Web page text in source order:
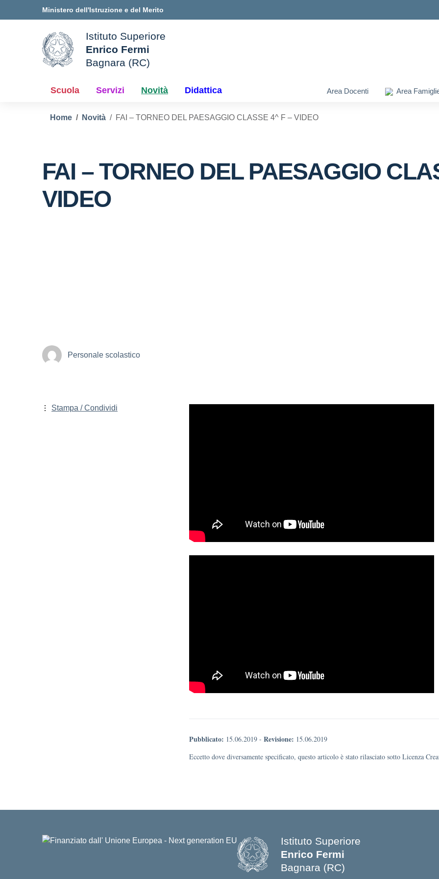
Ministero dell'Istruzione e del Merito
della scuola
Istituto Superiore
Enrico Fermi
Bagnara (RC)
Scuola Servizi Novità Didattica Area Docenti Area
Home Novità FAI – TORNEO DEL PAESAGGIO CLASSE 4^ F – VIDEO
FAI – TORNEO DEL PAESAGGIO
VIDEO
Personale scolastico
Pubblicato: 15.06.2019 - Revisione: 15.06.2019
Eccetto dove diversamente specificato, questo articolo è stato rilasciato sotto Licenza
Stampa / Condividi
Istituto Superiore
Enrico Fermi
Bagnara (RC)